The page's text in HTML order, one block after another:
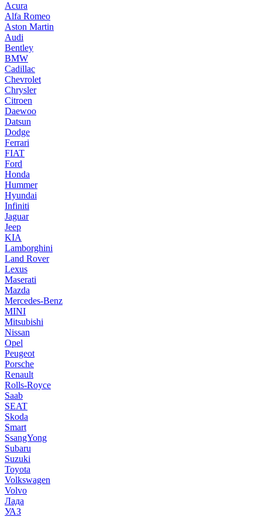
Acura
Alfa Romeo
Aston Martin
Audi
Bentley
BMW
Cadillac
Chevrolet
Chrysler
Citroen
Daewoo
Datsun
Dodge
Ferrari
FIAT
Ford
Honda
Hummer
Hyundai
Infiniti
Jaguar
Jeep
KIA
Lamborghini
Land Rover
Lexus
Maserati
Mazda
Mercedes-Benz
MINI
Mitsubishi
Nissan
Opel
Peugeot
Porsche
Renault
Rolls-Royce
Saab
SEAT
Skoda
Smart
SsangYong
Subaru
Suzuki
Toyota
Volkswagen
Volvo
Лада
УАЗ